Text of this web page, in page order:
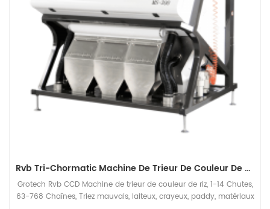
Rvb Tri-Chormatic Machine De Trieur De Couleur De Riz
Grotech Rvb CCD Machine de trieur de couleur de riz, 1-14 Chutes,
63-768 Chaînes, Triez mauvais, laiteux, crayeux, paddy, matériaux